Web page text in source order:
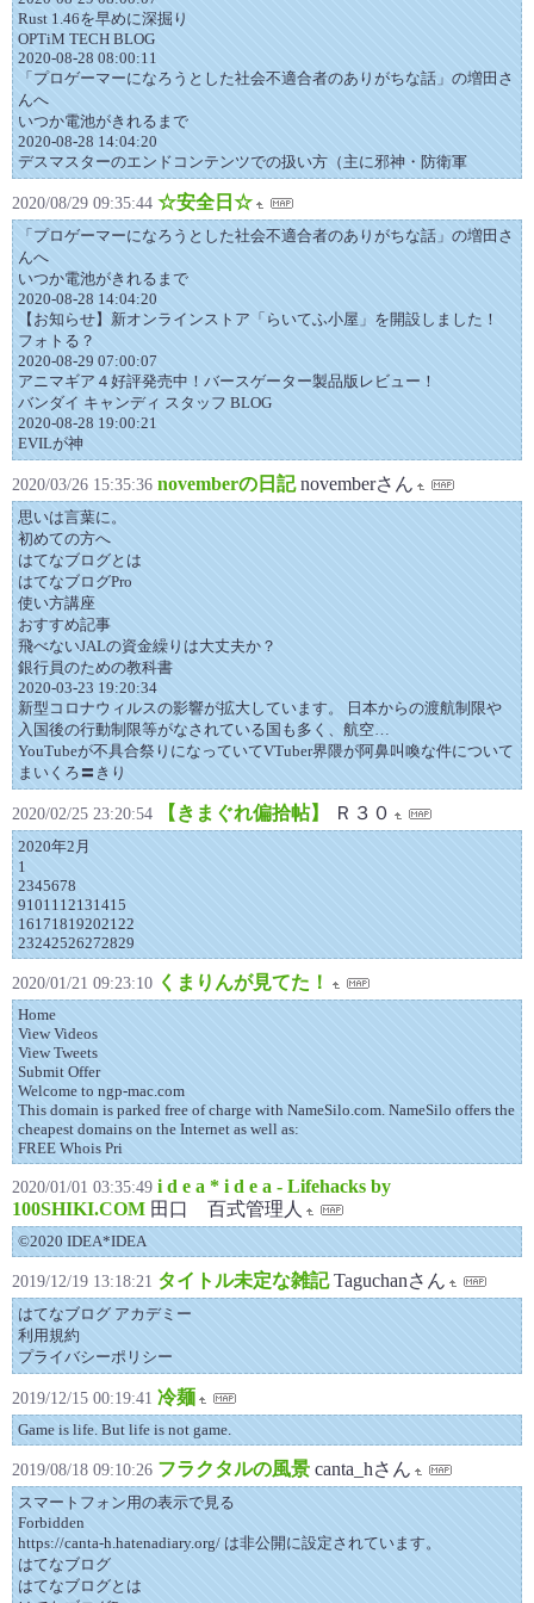
Rust 1.46を早めに深掘り
OPTiM TECH BLOG
2020-08-28 08:00:11
「プロゲーマーになろうとした社会不適合者のありがちな話」の増田さ
んへ
いつか電池がきれるまで
2020-08-28 14:04:20
デスマスターのエンドコンテンツでの扱い方（主に邪神・防衛軍
2020/08/29 09:35:44 ☆安全日☆
「プロゲーマーになろうとした社会不適合者のありがちな話」の増田さ
んへ
いつか電池がきれるまで
2020-08-28 14:04:20
【お知らせ】新オンラインストア「らいてふ小屋」を開設しました！
フォトる？
2020-08-29 07:00:07
アニマギア４好評発売中！バースゲーター製品版レビュー！
バンダイ キャンディ スタッフ BLOG
2020-08-28 19:00:21
EVILが神
2020/03/26 15:35:36 novemberの日記 novemberさん
思いは言葉に。
初めての方へ
はてなブログとは
はてなブログPro
使い方講座
おすすめ記事
飛べないJALの資金繰りは大丈夫か？
銀行員のための教科書
2020-03-23 19:20:34
新型コロナウィルスの影響が拡大しています。 日本からの渡航制限や
入国後の行動制限等がなされている国も多く、航空…
YouTubeが不具合祭りになっていてVTuber界隈が阿鼻叫喚な件について
まいくろ〓きり
2020/02/25 23:20:54 【きまぐれ偏拾帖】 Ｒ３０
2020年2月
1
2345678
9101112131415
16171819202122
23242526272829
2020/01/21 09:23:10 くまりんが見てた！
Home
View Videos
View Tweets
Submit Offer
Welcome to ngp-mac.com
This domain is parked free of charge with NameSilo.com. NameSilo offers the
cheapest domains on the Internet as well as:
FREE Whois Pri
2020/01/01 03:35:49 i d e a * i d e a - Lifehacks by
100SHIKI.COM 田口 百式管理人
©2020 IDEA*IDEA
2019/12/19 13:18:21 タイトル未定な雑記 Taguchanさん
はてなブログ アカデミー
利用規約
プライバシーポリシー
2019/12/15 00:19:41 冷麺
Game is life. But life is not game.
2019/08/18 09:10:26 フラクタルの風景 canta_hさん
スマートフォン用の表示で見る
Forbidden
https://canta-h.hatenadiary.org/ は非公開に設定されています。
はてなブログ
はてなブログとは